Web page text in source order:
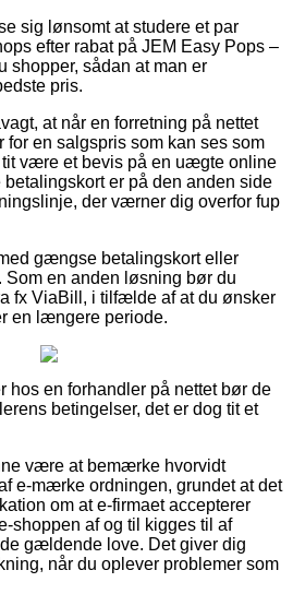
sig lønsomt at studere et par
efter rabat på JEM Easy Pops –
shopper, sådan at man er
pris.
at når en forretning på nettet
for en salgspris som kan ses som
tit være et bevis på en uægte online
er på den anden side
der værner dig overfor fup
gængse betalingskort eller
Som en anden løsning bør du
fx ViaBill, i tilfælde af at du ønsker
en længere periode.
hos en forhandler på nettet bør de
betingelser, det er dog tit et
være at bemærke hvorvidt
e-mærke ordningen, grundet at det
om at e-firmaet accepterer
shoppen af og til kigges til af
gældende love. Det giver dig
når du oplever problemer som